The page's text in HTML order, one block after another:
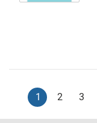
1 2 3